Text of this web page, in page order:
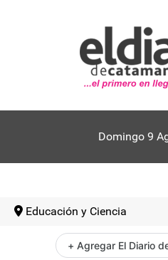
Domingo 9
Educación y Ciencia
+ Agregar El Diario